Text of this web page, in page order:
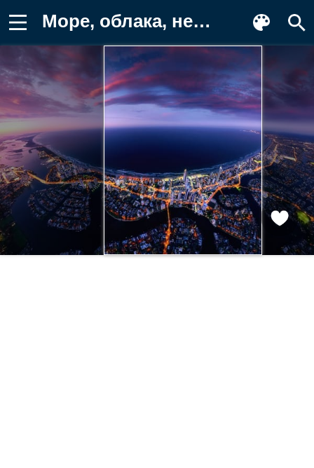
Море, облака, небо, побережье Фотография